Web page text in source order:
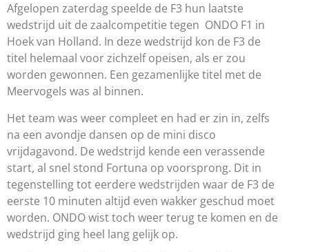
Afgelopen zaterdag speelde de F3 hun laatste
wedstrijd uit de zaalcompetitie tegen ONDO F1 in
Hoek van Holland. In deze wedstrijd kon de F3 de
titel helemaal voor zichzelf opeisen, als er zou
worden gewonnen. Een gezamenlijke titel met de
Meervogels was al binnen.
Het team was weer compleet en had er zin in, zelfs
na een avondje dansen op de mini disco
vrijdagavond. De wedstrijd kende een verassende
start, al snel stond Fortuna op voorsprong. Dit in
tegenstelling tot eerdere wedstrijden waar de F3 de
eerste 10 minuten altijd even wakker geschud moet
worden. ONDO wist toch weer terug te komen en de
wedstrijd ging heel lang gelijk op.